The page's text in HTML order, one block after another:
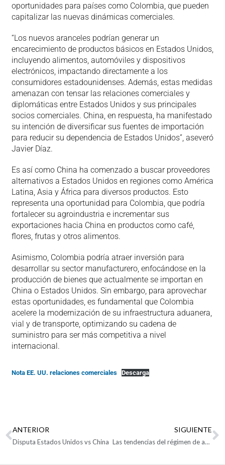
oportunidades para países como Colombia, que pueden
capitalizar las nuevas dinámicas comerciales.
“Los nuevos aranceles podrían generar un
encarecimiento de productos básicos en Estados Unidos,
incluyendo alimentos, automóviles y dispositivos
electrónicos, impactando directamente a los
consumidores estadounidenses. Además, estas medidas
amenazan con tensar las relaciones comerciales y
diplomáticas entre Estados Unidos y sus principales
socios comerciales. China, en respuesta, ha manifestado
su intención de diversificar sus fuentes de importación
para reducir su dependencia de Estados Unidos”, aseveró
Javier Díaz.
Es así como China ha comenzado a buscar proveedores
alternativos a Estados Unidos en regiones como América
Latina, Asia y África para diversos productos. Esto
representa una oportunidad para Colombia, que podría
fortalecer su agroindustria e incrementar sus
exportaciones hacia China en productos como café,
flores, frutas y otros alimentos.
Asimismo, Colombia podría atraer inversión para
desarrollar su sector manufacturero, enfocándose en la
producción de bienes que actualmente se importan en
China o Estados Unidos. Sin embargo, para aprovechar
estas oportunidades, es fundamental que Colombia
acelere la modernización de su infraestructura aduanera,
vial y de transporte, optimizando su cadena de
suministro para ser más competitiva a nivel
internacional.
Nota EE. UU. relaciones comerciales Descarga
ANTERIOR
Disputa Estados Unidos vs China
SIGUIENTE
Las tendencias del régimen de aduanas en el 2025